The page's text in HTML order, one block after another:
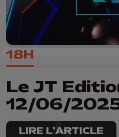
18H
Le JT
12/06/
LIRE L'ARTICLE